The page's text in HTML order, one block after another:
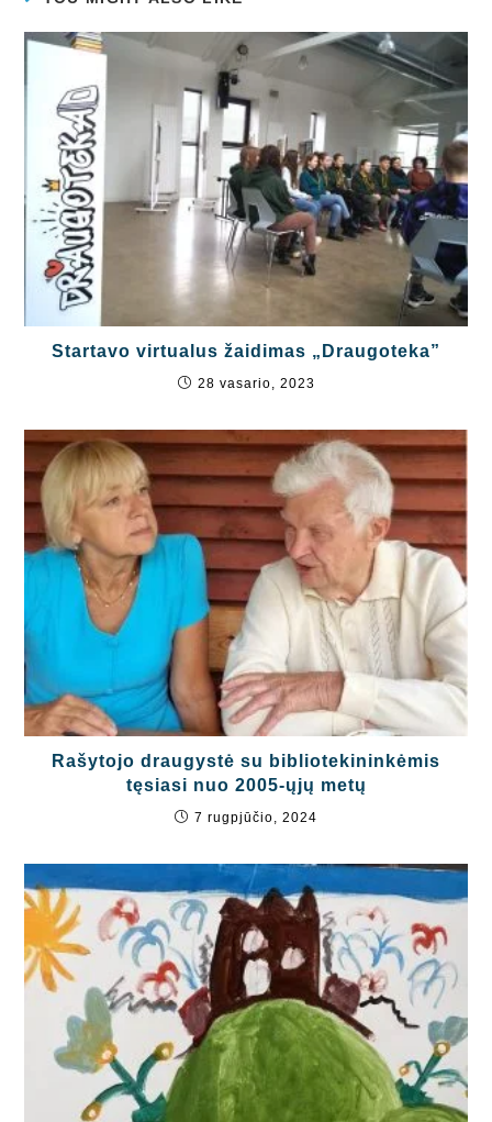
Startavo virtualus žaidimas „Draugoteka”
28 vasario, 2023
Rašytojo draugystė su bibliotekininkėmis
tęsiasi nuo 2005-ųjų metų
7 rugpjūčio, 2024